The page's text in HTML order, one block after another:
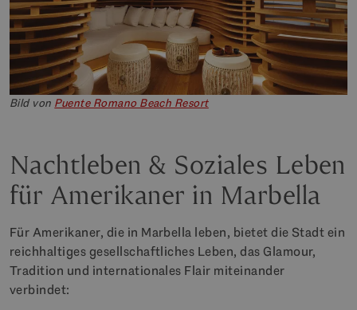
Bild von Puente Romano Beach Resort
Nachtleben & Soziales Leben
für Amerikaner in Marbella
Für Amerikaner, die in Marbella leben, bietet die Stadt ein
reichhaltiges gesellschaftliches Leben, das Glamour,
Tradition und internationales Flair miteinander
verbindet: